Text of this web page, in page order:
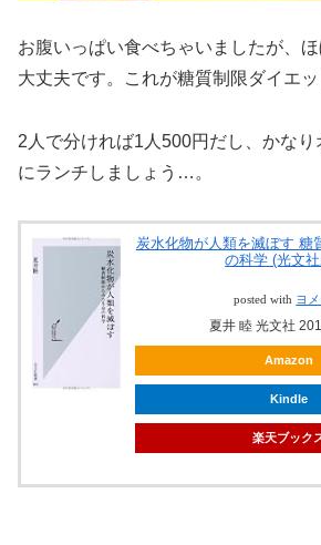
お腹いっぱい食べちゃいましたが、ほ
大丈夫です。これが糖質制限ダイエッ
2人で分ければ1人500円だし、かな
にランチしましょう…。
炭水化物が人類を滅ぼす 糖
の科学 (光文
posted with ヨ
夏井 睦 光文社
Amazon
Kindle
楽天ブック